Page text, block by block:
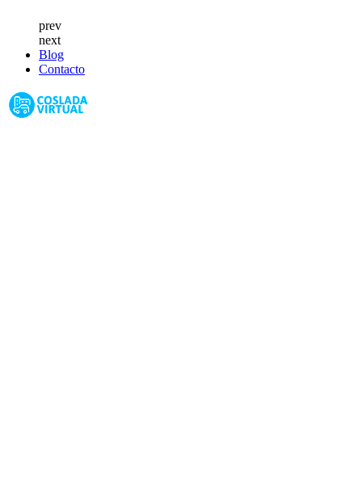
prev
next
Blog
Contacto